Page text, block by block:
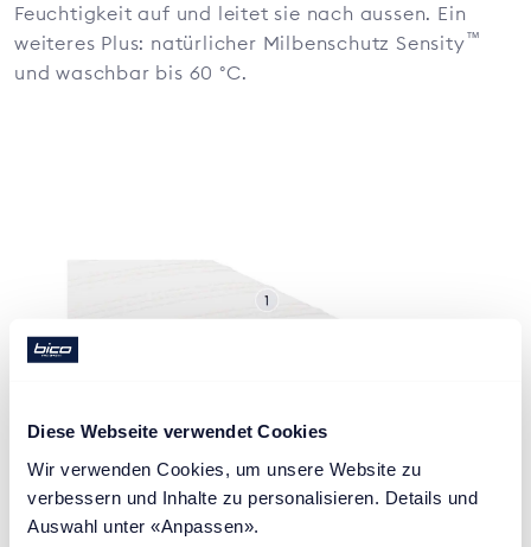
Diese Webseite verwendet Cookies
Wir verwenden Cookies, um unsere Website zu
verbessern und Inhalte zu personalisieren. Details und
Auswahl unter «Anpassen».
Feuchtigkeit auf und leitet sie nach aussen. Ein
weiteres Plus: natürlicher Milbenschutz Sensity™
und waschbar bis 60 °C.